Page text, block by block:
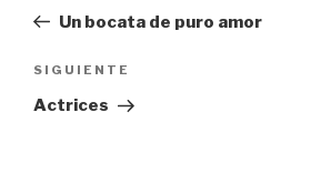
entradas
anterior:
Un bocata de puro amor
Siguiente
entrada
SIGUIENTE
Actrices